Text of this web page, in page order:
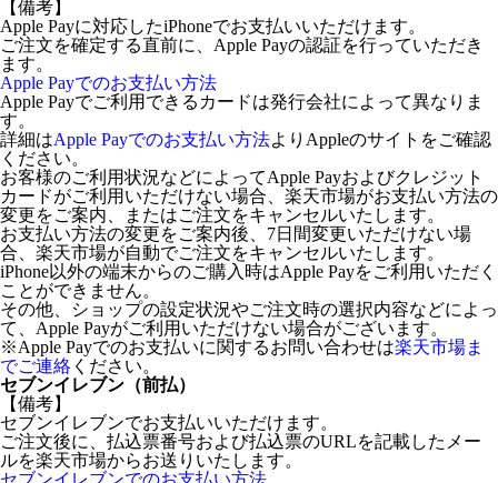
【備考】
Apple Payに対応したiPhoneでお支払いいただけます。
ご注文を確定する直前に、Apple Payの認証を行っていただき
ます。
Apple Payでのお支払い方法
Apple Payでご利用できるカードは発行会社によって異なりま
す。
詳細はApple Payでのお支払い方法よりAppleのサイトをご確認
ください。
お客様のご利用状況などによってApple Payおよびクレジット
カードがご利用いただけない場合、楽天市場がお支払い方法の
変更をご案内、またはご注文をキャンセルいたします。
お支払い方法の変更をご案内後、7日間変更いただけない場
合、楽天市場が自動でご注文をキャンセルいたします。
iPhone以外の端末からのご購入時はApple Payをご利用いただく
ことができません。
その他、ショップの設定状況やご注文時の選択内容などによっ
て、Apple Payがご利用いただけない場合がございます。
※Apple Payでのお支払いに関するお問い合わせは楽天市場ま
でご連絡 ください。
セブンイレブン（前払）
【備考】
セブンイレブンでお支払いいただけます。
ご注文後に、払込票番号および払込票のURLを記載したメー
ルを楽天市場からお送りいたします。
セブンイレブンでのお支払い方法